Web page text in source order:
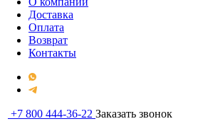
Доставка
Оплата
Возврат
Контакты
+7 800 444-36-22 Заказать звонок